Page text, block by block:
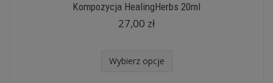
Kompozycja HealingHerbs 20ml
27,00 zł
Wybierz opcje